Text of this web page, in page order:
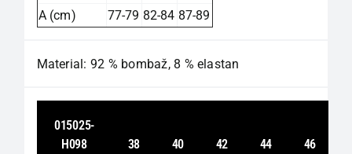
A (cm)
77-79 82-84 87-89
Material: 92 % bombaž, 8 % elastan
015025-
H098
38 40 42 44 46